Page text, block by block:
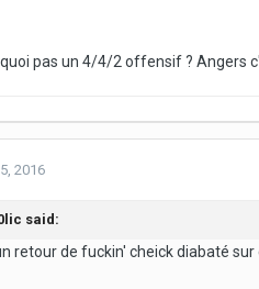
pas un 4/4/2 offensif ? Angers
2016
said:
retour de fuckin' cheick diabaté